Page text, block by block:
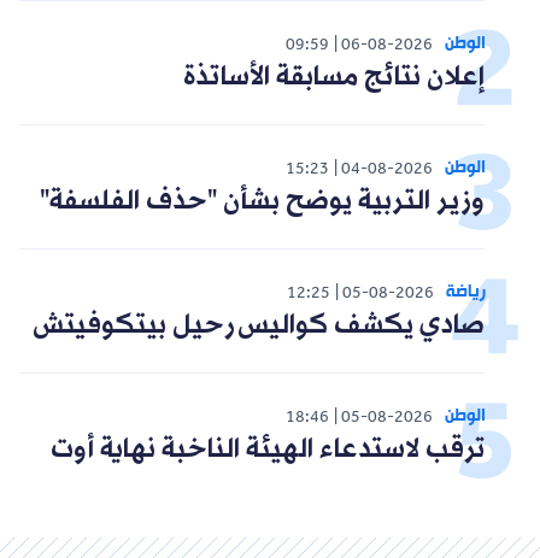
الوطن 06-08-2026
09:59
إعلان نتائج مسابقة الأساتذة
الوطن 04-08-2026
15:23
وزير التربية يوضح بشأن "حذف الفلسفة"
رياضة 05-08-2026
12:25
صادي يكشف كواليس رحيل بيتكوفيتش
الوطن 05-08-2026
18:46
ترقب لاستدعاء الهيئة الناخبة نهاية أوت